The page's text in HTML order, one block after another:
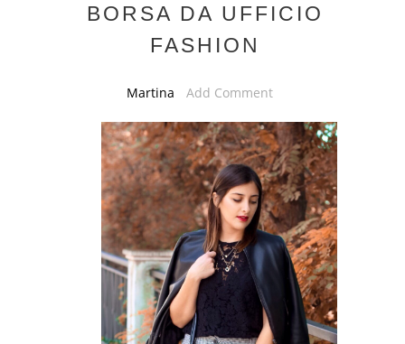
BORSA DA UFFICIO
FASHION
Martina Add Comment